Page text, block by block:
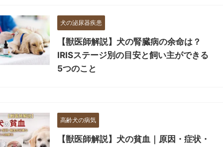
犬の泌尿器疾患
【獣医師解説】犬の腎臓病の余命は？
IRISステージ別の目安と飼い主ができる
5つのこと
高齢犬の病気
【獣医師解説】犬の貧血｜原因・症状・